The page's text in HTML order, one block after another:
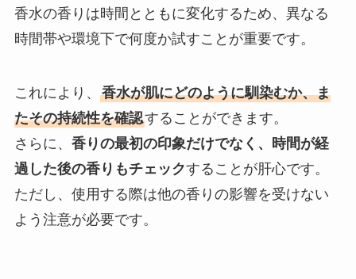
香水の香りは時間とともに変化するため、異なる
時間帯や環境下で何度か試すことが重要です。
これにより、 香水が肌にどのように馴染むか、ま
たその持続性を確認することができます。
さらに、 香りの最初の印象だけでなく、時間が経
過した後の香りもチェックすることが肝心です。
ただし、使用する際は他の香りの影響を受けない
よう注意が必要です。